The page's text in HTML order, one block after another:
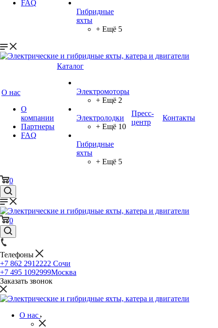
FAQ
Гибридные
яхты
+ Ещё 5
О нас
О
компании
Партнеры
FAQ
Каталог
Электромоторы
+ Ещё 2
Электролодки
+ Ещё 10
Гибридные
яхты
+ Ещё 5
Пресс-
центр
Контакты
0
0
Телефоны
+7 862 2912222 Сочи
+7 495 1092999Москва
Заказать звонок
О нас